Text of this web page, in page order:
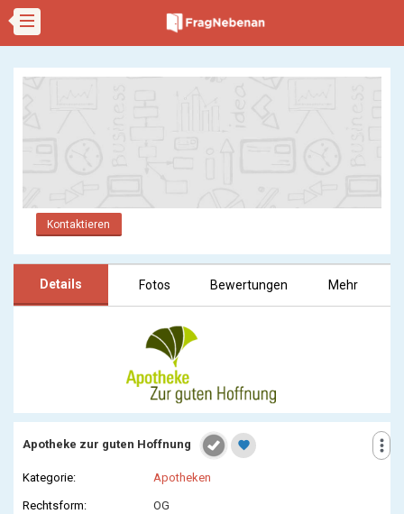
Kontaktieren
Details Fotos Bewertungen Mehr
more_vert
Apotheke zur guten Hoffnung favorite
Kategorie: Apotheken
Rechtsform: OG